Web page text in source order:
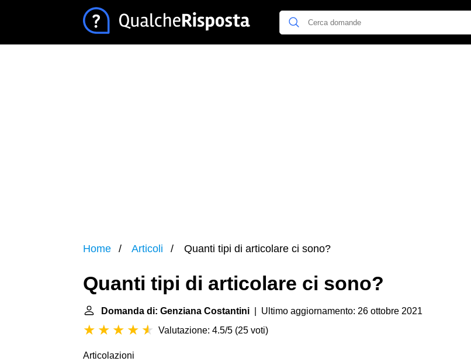
Home Articoli Quanti tipi di articolare ci sono?
Quanti tipi di articolare ci sono?
Domanda di: Genziana Costantini | Ultimo aggiornamento: 26 ottobre 2021
Valutazione: 4.5/5 (25 voti)
Articolazioni